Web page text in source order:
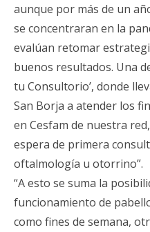
aunque por más de un
se concentraran en la
evalúan retomar
buenos resultados. Una
tu Consultorio’, donde
San Borja a atender los
en Cesfam de nuestra
espera de primera
oftalmología u otorrino”.
“A esto se suma la
funcionamiento de
como fines de semana,